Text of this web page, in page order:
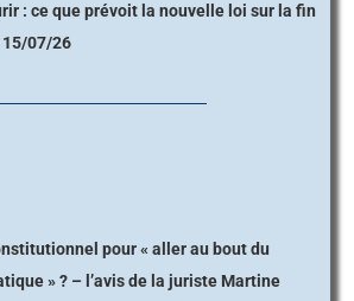
: ce que prévoit la nouvelle loi sur la fin
07/26
pour « aller au bout du
» ? – l’avis de la juriste Martine